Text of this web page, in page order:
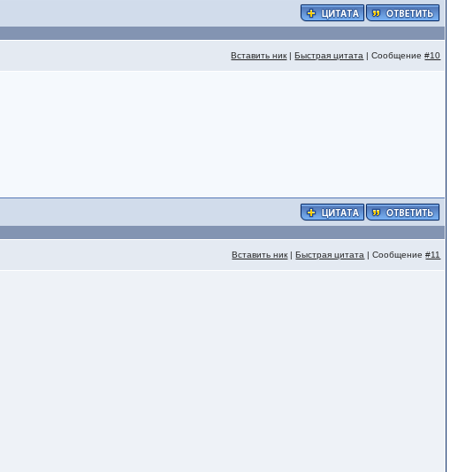
Вставить ник |Быстрая цитата | Сообщение#10
Вставить ник |Быстрая цитата | Сообщение#11